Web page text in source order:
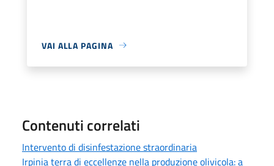
VAI ALLA PAGINA
Contenuti correlati
Intervento di disinfestazione straordinaria
Irpinia terra di eccellenze nella produzione olivicola: a